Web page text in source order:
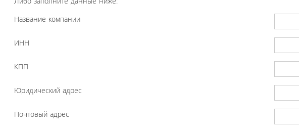
Название компании
ИНН
КПП
Юридический адрес
Почтовый адрес